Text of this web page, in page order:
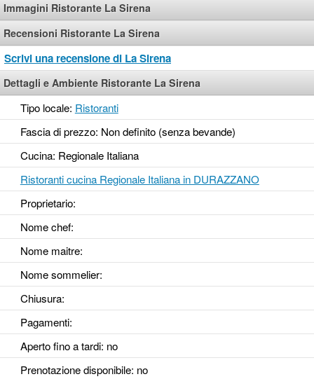
Immagini Ristorante La Sirena
Recensioni Ristorante La Sirena
Scrivi una recensione di La Sirena
Dettagli e Ambiente Ristorante La Sirena
Tipo locale: Ristoranti
Fascia di prezzo: Non definito (senza bevande)
Cucina: Regionale Italiana
Ristoranti cucina Regionale Italiana in DURAZZANO
Proprietario:
Nome chef:
Nome maitre:
Nome sommelier:
Chiusura:
Pagamenti:
Aperto fino a tardi: no
Prenotazione disponibile: no